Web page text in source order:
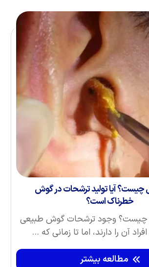
آیا تولید ترشحات در گوش
خطرناک است؟
وجود ترشحات گوش طبیعی
آن را دارند، اما تا زمانی که ...
مطالعه بیشتر